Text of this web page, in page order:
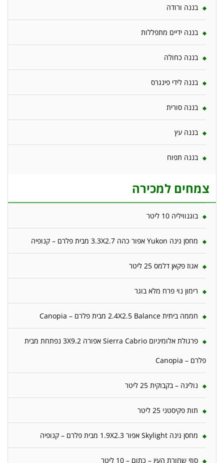
בננה ורודה
בננה ידיים מתפללות
בננה כחולה
בננה לידי פינגרס
בננה סורית
בננה עץ
בננה תפוח
צמחים למכירה
בוגנוויליה 10 ליטר
מחסן גינה Yukon אפור כהה 3.3X2.7 מבית פלרם – קנופיה
אגוז פקאן דלמס 25 ליטר
רימון נוי פרח מלא בוגר
חממה ביתית 2.4X2.5 Balance מבית פלרם – Canopia
פרגולת אלומיניום Sierra Cabrio אפורה 3X9.2 נפתחת מבית
פלרם – Canopia
נולינה – בקבוקית 25 ליטר
תות פקיסטני 25 ליטר
מחסן גינה Skylight אפור 1.9X2.3 מבית פלרם – קנופיה
סוזי שחורת העין – כתום – 10 ליטר